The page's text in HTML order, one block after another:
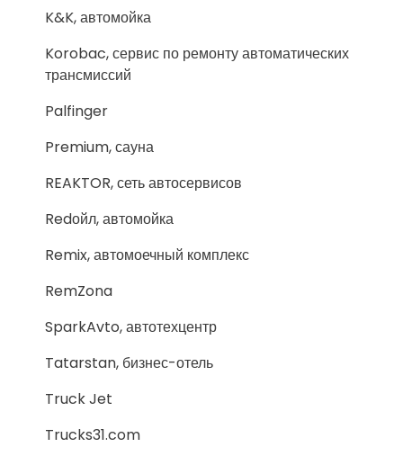
K&K, автомойка
Korobac, сервис по ремонту автоматических
трансмиссий
Palfinger
Premium, сауна
REAKTOR, сеть автосервисов
Redойл, автомойка
Remix, автомоечный комплекс
RemZona
SparkAvto, автотехцентр
Tatarstan, бизнес-отель
Truck Jet
Trucks31.com